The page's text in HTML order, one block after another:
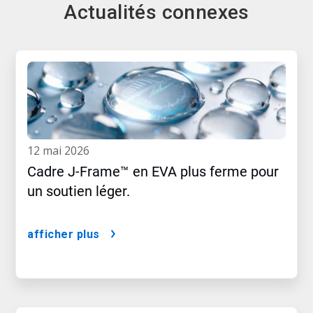
Actualités connexes
12 mai 2026
Cadre J-Frame™ en EVA plus ferme pour
un soutien léger.
afficher plus